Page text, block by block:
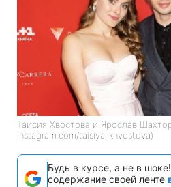
Таисия Хвостова и Ярослав
instagram.com/taisiya_khvostova)
Будь в курсе, а не в
содержание своей ленте